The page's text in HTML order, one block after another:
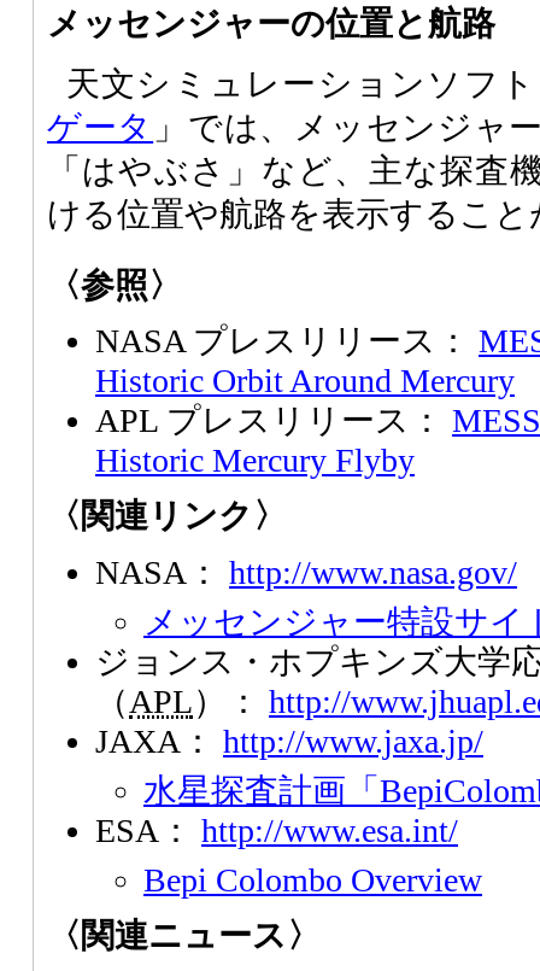
メッセンジャーの位置と航路
天文シミュレーションソフ
ゲータ 」では、メッセンジャ
「はやぶさ」など、主な探査
ける位置や航路を表示するこ
〈参照〉
NASA プレスリリース：
Historic Orbit Around Mercury
APL プレスリリース：
Historic Mercury Flyby
〈関連リンク〉
NASA： http://www.nasa.gov/
メッセンジャー特設サイ
ジョンス・ホプキンズ大学
（APL）： http://
JAXA： http://www.jaxa.jp/
水星探査計画「
ESA： http://www.esa.int/
Bepi Colombo Overview
〈関連ニュース〉